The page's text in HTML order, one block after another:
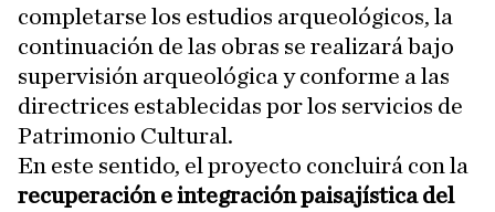
completarse los estudios arqueológicos, la
continuación de las obras se realizará bajo
supervisión arqueológica y conforme a las
directrices establecidas por los servicios de
Patrimonio Cultural.
En este sentido, el proyecto concluirá con la
recuperación e integración paisajística del